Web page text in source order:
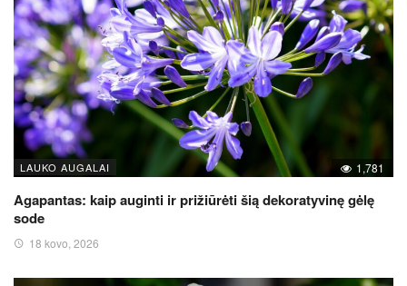
LAUKO AUGALAI 1,781
Agapantas: kaip auginti ir prižiūrėti šią dekoratyvinę gėlę
sode
18 kovo, 2026